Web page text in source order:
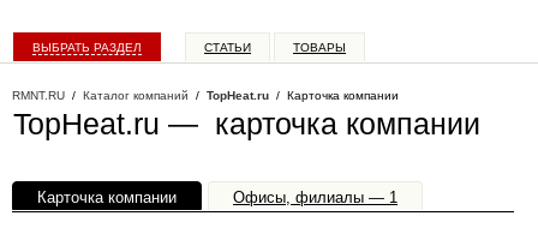
ВЫБРАТЬ РАЗДЕЛ СТАТЬИ ТОВАРЫ
RMNT.RU / Каталог компаний / TopHeat.ru / Карточка компании
TopHeat.ru — карточка компании
Карточка компании Офисы, филиалы — 1